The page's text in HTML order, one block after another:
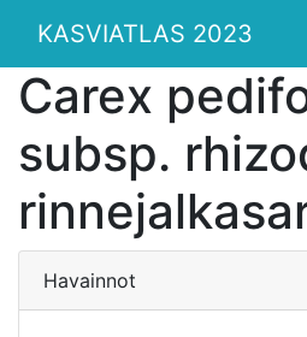
KASVIATLAS 2023
Carex
subsp.
Havainnot